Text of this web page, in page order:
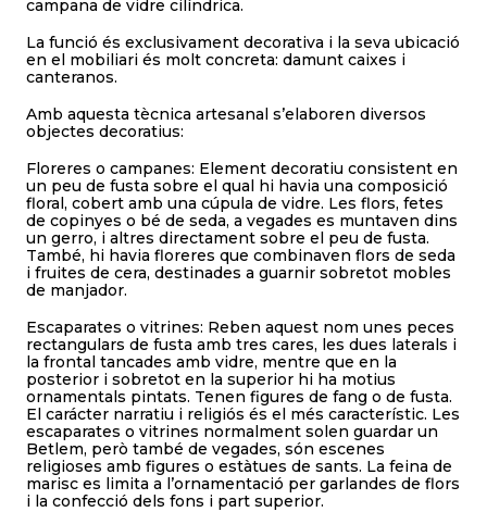
campana de vidre cilíndrica.
La funció és exclusivament decorativa i la seva ubicació
en el mobiliari és molt concreta: damunt caixes i
canteranos.
Amb aquesta tècnica artesanal s’elaboren diversos
objectes decoratius:
Floreres o campanes: Element decoratiu consistent en
un peu de fusta sobre el qual hi havia una composició
floral, cobert amb una cúpula de vidre. Les flors, fetes
de copinyes o bé de seda, a vegades es muntaven dins
un gerro, i altres directament sobre el peu de fusta.
També, hi havia floreres que combinaven flors de seda
i fruites de cera, destinades a guarnir sobretot mobles
de manjador.
Escaparates o vitrines: Reben aquest nom unes peces
rectangulars de fusta amb tres cares, les dues laterals i
la frontal tancades amb vidre, mentre que en la
posterior i sobretot en la superior hi ha motius
ornamentals pintats. Tenen figures de fang o de fusta.
El carácter narratiu i religiós és el més característic. Les
escaparates o vitrines normalment solen guardar un
Betlem, però també de vegades, són escenes
religioses amb figures o estàtues de sants. La feina de
marisc es limita a l’ornamentació per garlandes de flors
i la confecció dels fons i part superior.